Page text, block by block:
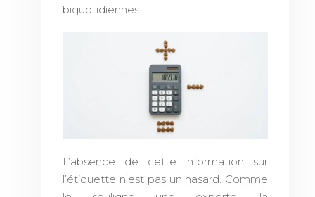
biquotidiennes.
L’absence de cette information sur
l’étiquette n’est pas un hasard. Comme